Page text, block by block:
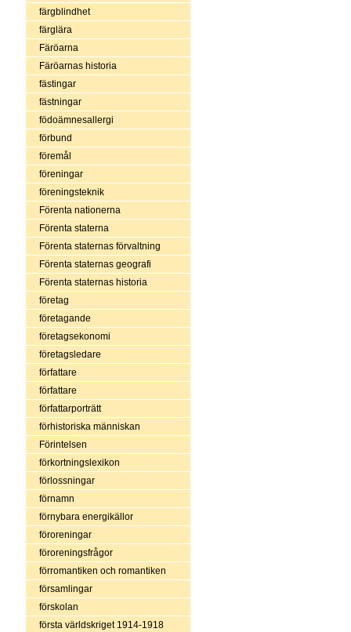
färgblindhet
färglära
Färöarna
Färöarnas historia
fästingar
fästningar
födoämnesallergi
förbund
föremål
föreningar
föreningsteknik
Förenta nationerna
Förenta staterna
Förenta staternas förvaltning
Förenta staternas geografi
Förenta staternas historia
företag
företagande
företagsekonomi
företagsledare
författare
författare
författarporträtt
förhistoriska människan
Förintelsen
förkortningslexikon
förlossningar
förnamn
förnybara energikällor
föroreningar
föroreningsfrågor
förromantiken och romantiken
församlingar
förskolan
första världskriget 1914-1918